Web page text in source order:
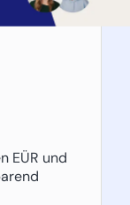
EÜR und